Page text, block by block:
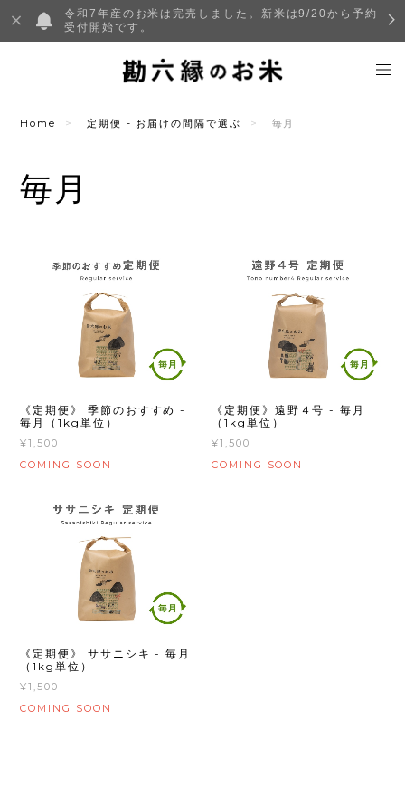
令和7年産のお米は完売しました。新米は9/20から予約
受付開始です。
Home 定期便 - お届けの間隔で選ぶ 毎月
毎月
《定期便》 季節のおすすめ -
毎月（1kg単位）
¥1,500
COMING SOON
《定期便》遠野４号 - 毎月
（1kg単位）
¥1,500
COMING SOON
《定期便》 ササニシキ - 毎月
（1kg単位）
¥1,500
COMING SOON